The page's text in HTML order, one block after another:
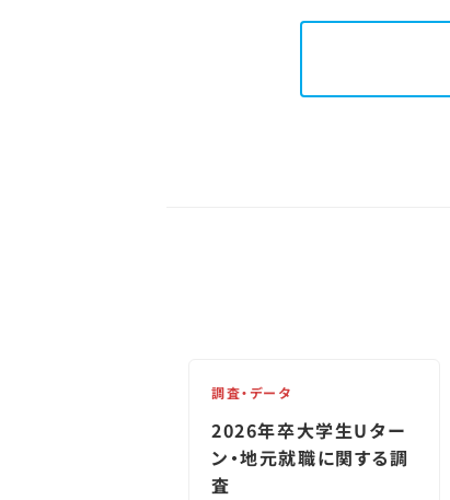
調査・データ
2026年卒大学生Uター
ン・地元就職に関する調
査